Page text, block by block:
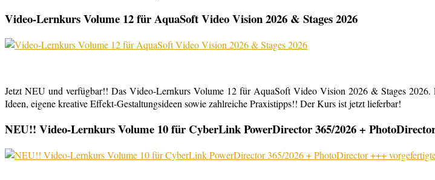
Video-Lernkurs Volume 12 für AquaSoft Video Vision 2026 & Stages 2026
Jetzt NEU und verfügbar!! Das Video-Lernkurs Volume 12 für AquaSoft Video Vision 2026 & Stages
Ideen, eigene kreative Effekt-Gestaltungsideen sowie zahlreiche Praxistipps!! Der Kurs ist jetzt lieferbar!
NEU!! Video-Lernkurs Volume 10 für CyberLink PowerDirector 365/2026 +